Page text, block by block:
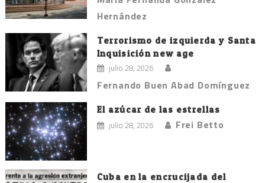
Hernández
Terrorismo de izquierda y Santa
Inquisición new age
julio 28, 2026
Fernando Buen Abad Domínguez
El azúcar de las estrellas
julio 28, 2026 Frei Betto
Cuba en la encrucijada del